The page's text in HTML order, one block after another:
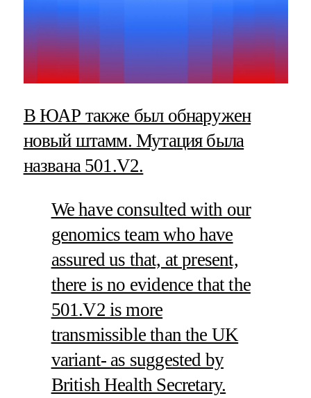
В ЮАР также был обнаружен
новый штамм. Мутация была
названа 501.V2.
We have consulted with our
genomics team who have
assured us that, at present,
there is no evidence that the
501.V2 is more
transmissible than the UK
variant- as suggested by
British Health Secretary.